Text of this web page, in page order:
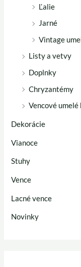
Ľalie
Jarné
Vintage
Listy a vetvy
Doplnky
Chryzantémy
Vencové
Dekorácie
Vianoce
Stuhy
Vence
Lacné vence
Novinky